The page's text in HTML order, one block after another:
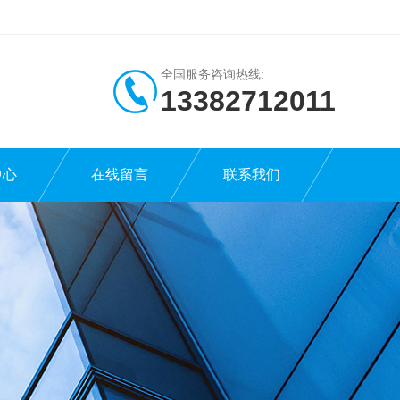
全国服务咨询热线:
13382712011
在线留言 联系我们